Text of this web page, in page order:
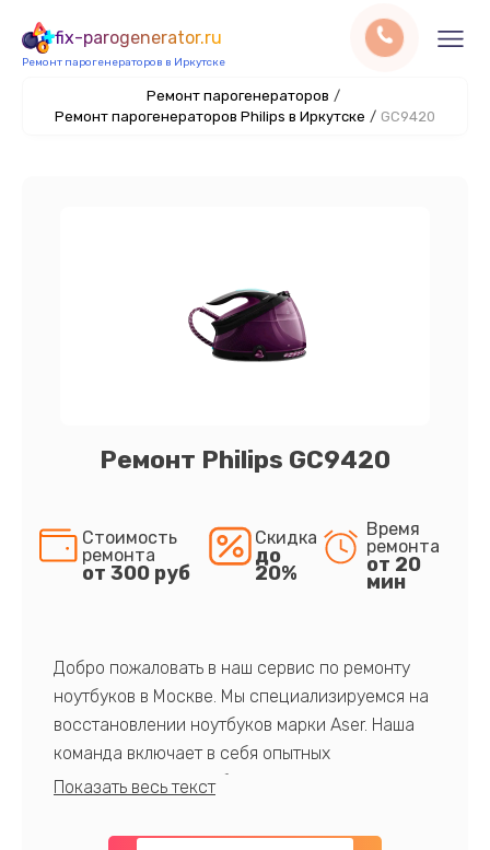
fix-parogenerator.ru
Ремонт парогенераторов в Иркутске
Ремонт парогенераторов /
Ремонт парогенераторов Philips в Иркутске / GC9420
Ремонт Philips GC9420
Стоимость
ремонта
от 300 руб
Скидка
до
20%
Время
ремонта
от 20
мин
Добро пожаловать в наш сервис по ремонту
ноутбуков в Москве. Мы специализируемся на
восстановлении ноутбуков марки Aser. Наша
команда включает в себя опытных
профессионалов с обширными знаниями и
предлагаем быстрый и качественный ремонт с